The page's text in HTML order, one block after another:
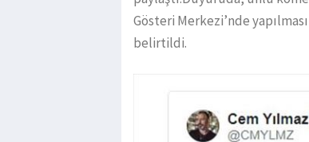
Gösteri Merkezi’nde
belirtildi.